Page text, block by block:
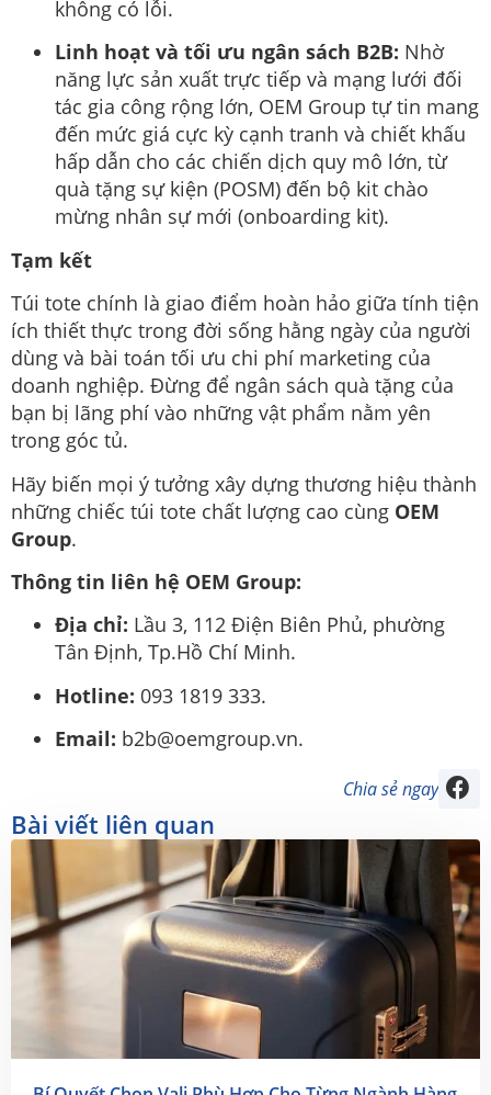
không có lỗi.
Linh hoạt và tối ưu ngân sách B2B: Nhờ
năng lực sản xuất trực tiếp và mạng lưới đối
tác gia công rộng lớn, OEM Group tự tin mang
đến mức giá cực kỳ cạnh tranh và chiết khấu
hấp dẫn cho các chiến dịch quy mô lớn, từ
quà tặng sự kiện (POSM) đến bộ kit chào
mừng nhân sự mới (onboarding kit).
Tạm kết
Túi tote chính là giao điểm hoàn hảo giữa tính tiện
ích thiết thực trong đời sống hằng ngày của người
dùng và bài toán tối ưu chi phí marketing của
doanh nghiệp. Đừng để ngân sách quà tặng của
bạn bị lãng phí vào những vật phẩm nằm yên
trong góc tủ.
Hãy biến mọi ý tưởng xây dựng thương hiệu thành
những chiếc túi tote chất lượng cao cùng OEM
Group.
Thông tin liên hệ OEM Group:
Địa chỉ: Lầu 3, 112 Điện Biên Phủ, phường
Tân Định, Tp.Hồ Chí Minh.
Hotline: 093 1819 333.
Email: b2b@oemgroup.vn.
Chia sẻ ngay
Bài viết liên quan